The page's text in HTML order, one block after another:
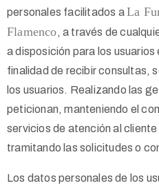
personales facilitados aLa
Flamenco, a través de
a disposición para los
finalidad de recibir consultas,
los usuarios. Realizando las
peticionan, manteniendo el
servicios de atención al
tramitando las solicitudes o
Los datos personales de los